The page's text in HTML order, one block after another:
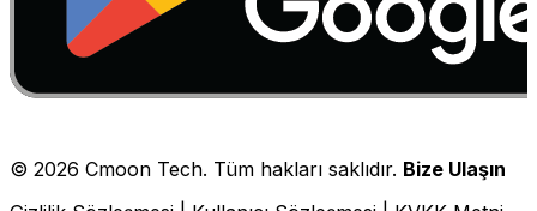
© 2026 Cmoon Tech. Tüm hakları saklıdır. Bize Ulaşın